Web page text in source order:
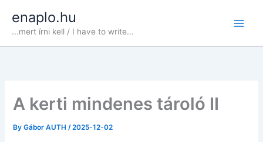
content
enaplo.hu
...mert írni kell / I have to write...
A kerti mindenes tároló II
ByGábor AUTH/2025-12-02